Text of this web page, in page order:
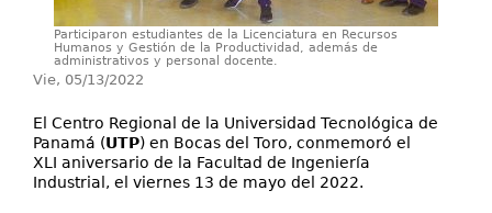
Participaron estudiantes de la Licenciatura en Recursos
Humanos y Gestión de la Productividad, además de
administrativos y personal docente.
Vie, 05/13/2022
El Centro Regional de la Universidad Tecnológica de
Panamá (UTP) en Bocas del Toro, conmemoró el
XLI aniversario de la Facultad de Ingeniería
Industrial, el viernes 13 de mayo del 2022.